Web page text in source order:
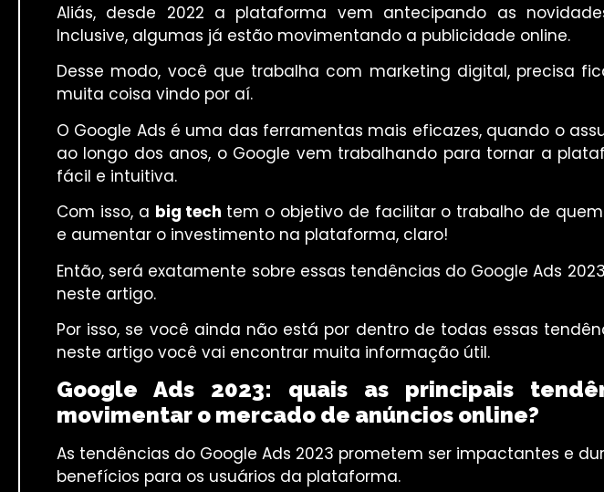
Aliás, desde 2022 a plataforma vem antecipando as
Inclusive, algumas já estão movimentando a publicidade online.
Desse modo, você que trabalha com marketing digital, precisa
muita coisa vindo por aí.
O Google Ads é uma das ferramentas mais eficazes, quando o
ao longo dos anos, o Google vem trabalhando para tornar a
fácil e intuitiva.
Com isso, a big tech tem o objetivo de facilitar o trabalho de
e aumentar o investimento na plataforma, claro!
Então, será exatamente sobre essas tendências do Google Ads
neste artigo.
Por isso, se você ainda não está por dentro de todas essas
neste artigo você vai encontrar muita informação útil.
Google Ads 2023: quais as principais
movimentar o mercado de anúncios online?
As tendências do Google Ads 2023 prometem ser impactantes e
benefícios para os usuários da plataforma.